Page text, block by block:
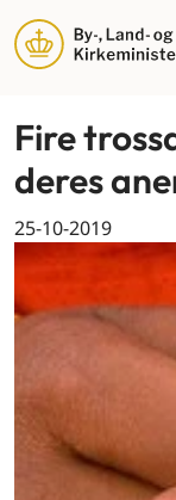
Fire
deres
25-10-2019